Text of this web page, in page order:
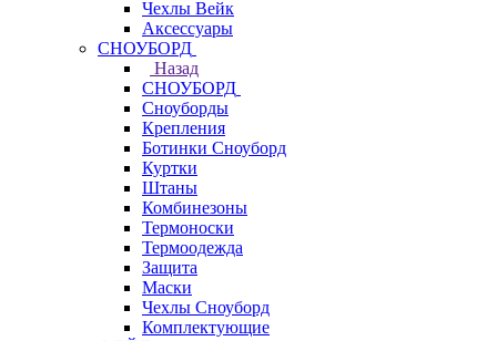
Чехлы Вейк
Аксессуары
СНОУБОРД
Назад
СНОУБОРД
Сноуборды
Крепления
Ботинки Сноуборд
Куртки
Штаны
Комбинезоны
Термоноски
Термоодежда
Защита
Маски
Чехлы Сноуборд
Комплектующие